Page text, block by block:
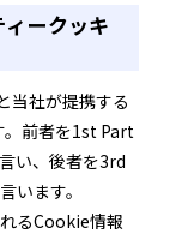
ークッキ
当社が提携する
前者を1st Part
い、後者を3rd
います。
るCookie情報